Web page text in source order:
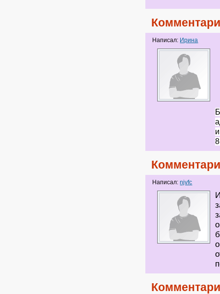
Написал: Ирина
Написал:njvfc